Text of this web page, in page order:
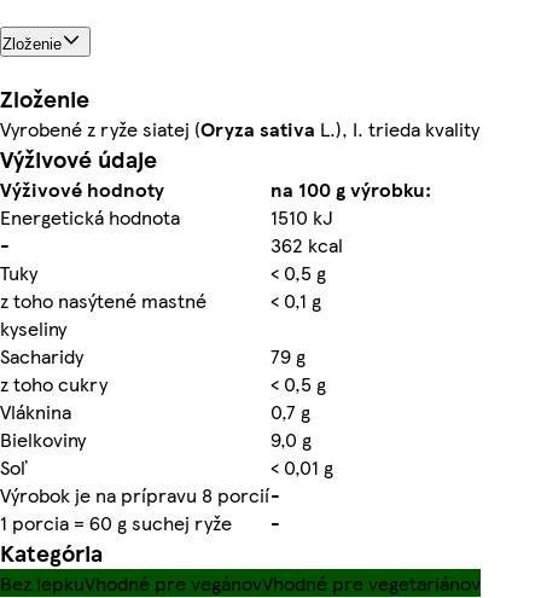
Zloženie
Zloženie
Vyrobené z ryže siatej (Oryza sativa L.), I. trieda kvality
Výživové údaje
Výživové hodnoty
na 100 g výrobku:
Energetická hodnota
1510 kJ
-
362 kcal
Tuky
< 0,5 g
z toho nasýtené mastné
kyseliny
< 0,1 g
Sacharidy
79 g
z toho cukry
< 0,5 g
Vlák­nina
0,7 g
Bielkoviny
9,0 g
Soľ
< 0,01 g
Výrobok je na prípravu 8 porcií-
1 porcia = 60 g suchej ryže
-
Kategória
Bez lepkuVhodné pre vegánovVhodné pre vegetariánov